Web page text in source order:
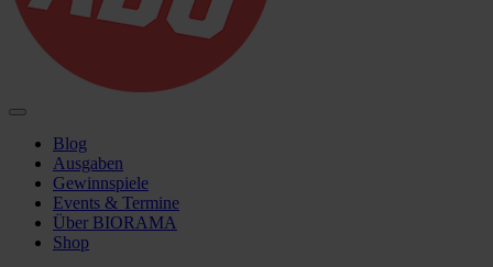
Blog
Ausgaben
Gewinnspiele
Events & Termine
Über BIORAMA
Shop